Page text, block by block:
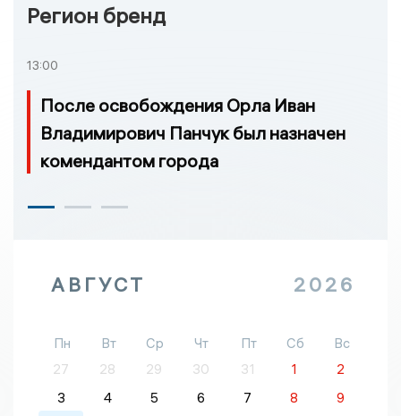
Регион бренд
13:00
После освобождения Орла Иван
Владимирович Панчук был назначен
комендантом города
АВГУСТ 2026
Пн Вт Ср Чт Пт Сб
Вс
27
28 29 30 31 1
2
3
4 5 6 7 8
9